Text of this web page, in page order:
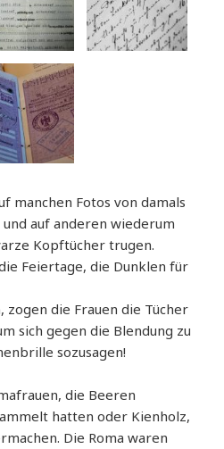
manchen Fotos von damals
auf anderen wiederum
Kopftücher trugen.
Feiertage, die Dunklen für
zogen die Frauen die Tücher
sich gegen die Blendung zu
sozusagen!
die Beeren
hatten oder Kienholz,
Die Roma waren